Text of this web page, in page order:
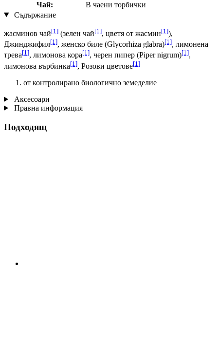
Чай:
В чаени торбички
Съдържание
жасминов чай[1] (зелен чай[1], цветя от жасмин[1]),
Джинджифил[1], женско биле (Glycorhiza glabra)[1], лимонена
трева[1], лимонова кора[1], черен пипер (Piper nigrum)[1],
лимонова върбинка[1], Розови цветове[1]
от контролирано биологично земеделие
Аксесоари
Правна информация
Подходящ